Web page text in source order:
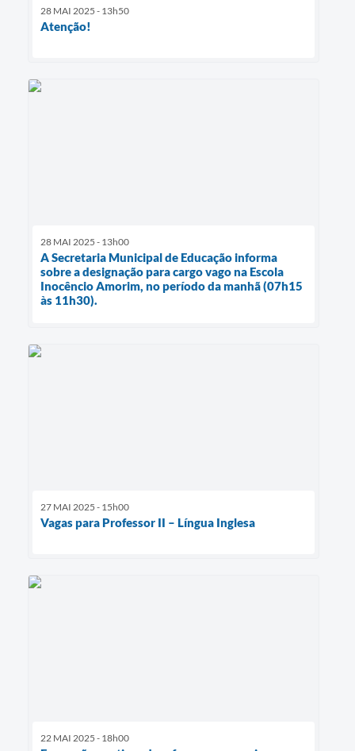
28 MAI 2025 - 13h50
Atenção!
28 MAI 2025 - 13h00
A Secretaria Municipal de Educação informa
sobre a designação para cargo vago na Escola
Inocêncio Amorim, no período da manhã (07h15
às 11h30).
27 MAI 2025 - 15h00
Vagas para Professor II – Língua Inglesa
22 MAI 2025 - 18h00